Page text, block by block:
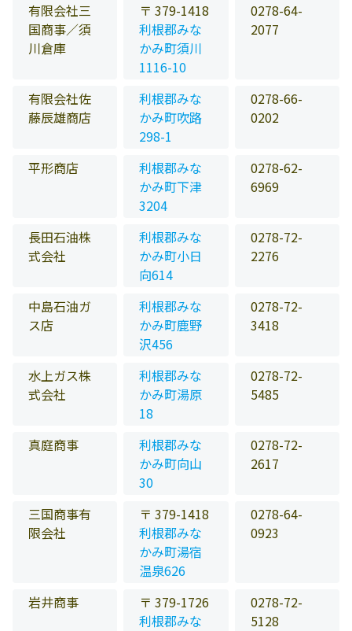
有限会社三
国商事／須
川倉庫
〒 379-1418
利根郡みな
かみ町須川
1116-10
0278-64-
2077
有限会社佐
藤辰雄商店
利根郡みな
かみ町吹路
298-1
0278-66-
0202
平形商店
利根郡みな
かみ町下津
3204
0278-62-
6969
長田石油株
式会社
利根郡みな
かみ町小日
向614
0278-72-
2276
中島石油ガ
ス店
利根郡みな
かみ町鹿野
沢456
0278-72-
3418
水上ガス株
式会社
利根郡みな
かみ町湯原
18
0278-72-
5485
真庭商事
利根郡みな
かみ町向山
30
0278-72-
2617
三国商事有
限会社
〒 379-1418
利根郡みな
かみ町湯宿
温泉626
0278-64-
0923
岩井商事
〒 379-1726
利根郡みな
0278-72-
5128